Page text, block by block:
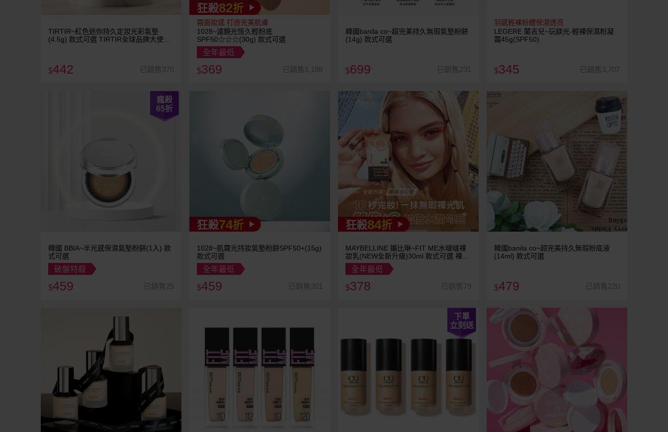
TIRTIR~紅色迷你持久定妝光彩氣墊
(4.5g) 款式可選 TIRTIR全球品牌大使
$442 已銷售370
狂殺82折
霧面妝感 打造完美肌膚
1028~濾鏡光恆久輕粉底
SPF50☆☆☆(30g) 款式可選
全年最低
$369 已銷售1,188
韓國banila co~超完美持久無瑕氣墊粉餅
(14g) 款式可選
$699 已銷售231
羽感輕裸粉體保濕透亮
LEGERE 蘭吉兒~玩鎂光-輕裸保濕粉凝
霜45g(SPF50)
$345 已銷售3,707
瘋殺
65折
韓國 BBIA~半光感保濕氣墊粉餅(1入) 款
式可選
破盤特殺
$459 已銷售25
狂殺74折
1028~肌霧光持妝氣墊粉餅SPF50+(15g)
款式可選
全年最低
$459 已銷售201
狂殺84折
MAYBELLINE 媚比琳~FIT ME水啵啵裸
妝乳(NEW全新升級)30ml 款式可選 裸妝
小C管
全年最低
$378 已銷售79
韓國banila co~超完美持久無瑕粉底液
(14ml) 款式可選
$479 已銷售220
下單
立刻送